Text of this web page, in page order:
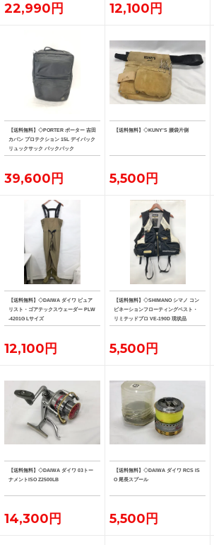
22,990円 12,100円
【送料無料】◇PORTER ポーター 吉田
カバン プロテクション 15L デイパック
リュックサック バックパック
39,600円
【送料無料】◇KUNY'S 腰袋片側
5,500円
【送料無料】◇DAIWA ダイワ ピュア
リスト・ゴアテックスウェーダー PLW
-4201G Lサイズ
12,100円
【送料無料】◇SHIMANO シマノ コン
ビネーションフローティングベスト・
リミテッドプロ VE-190D 現状品
5,500円
【送料無料】◇DAIWA ダイワ 03トー
ナメントISO Z2500LB
14,300円
【送料無料】◇DAIWA ダイワ RCS IS
O 尾長スプール
5,500円